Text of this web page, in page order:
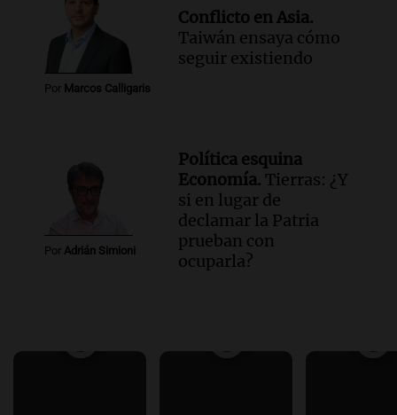
Por Marcos Calligaris
Conflicto en Asia.
Taiwán ensaya cómo
seguir existiendo
Por Adrián Simioni
Política esquina
Economía. Tierras: ¿Y
si en lugar de
declamar la Patria
prueban con
ocuparla?